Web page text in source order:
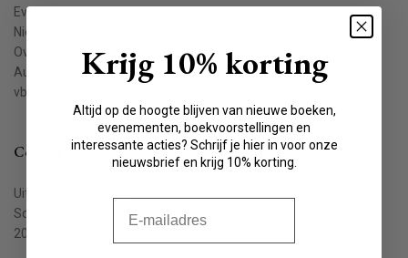
Evenementen
Nieuws
Over ons
Auteur worden
vbkbelgie.be
Contact
Uitgeverij Houtekiet
Schaliënstraat 1, bus 11
2000 Antwerpen
Krijg 10% korting
Altijd op de hoogte blijven van nieuwe boeken,
evenementen, boekvoorstellingen en
interessante acties? Schrijf je hier in voor onze
nieuwsbrief en krijg 10% korting.